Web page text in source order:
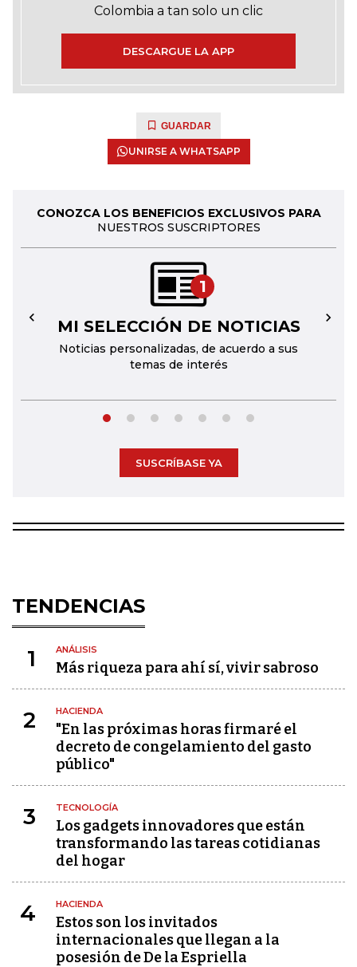
Colombia a tan solo un clic
DESCARGUE LA APP
GUARDAR
UNIRSE A WHATSAPP
CONOZCA LOS BENEFICIOS EXCLUSIVOS PARA
NUESTROS SUSCRIPTORES
1
MI SELECCIÓN DE NOTICIAS
Noticias personalizadas, de acuerdo a sus
temas de interés
← →
SUSCRÍBASE YA
TENDENCIAS
1 ANÁLISIS
Más riqueza para ahí sí, vivir sabroso
2 HACIENDA
"En las próximas horas firmaré el
decreto de congelamiento del gasto
público"
3 TECNOLOGÍA
Los gadgets innovadores que están
transformando las tareas cotidianas
del hogar
4 HACIENDA
Estos son los invitados
internacionales que llegan a la
posesión de De la Espriella